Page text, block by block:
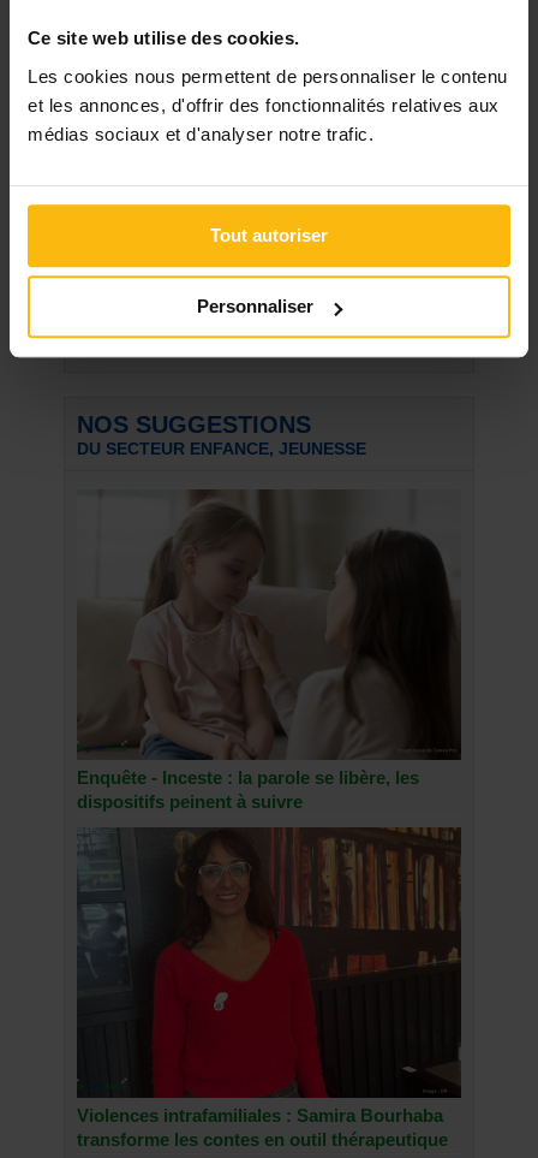
Ce site web utilise des cookies.
Les cookies nous permettent de personnaliser le contenu
et les annonces, d'offrir des fonctionnalités relatives aux
médias sociaux et d'analyser notre trafic.
Tout autoriser
Personnaliser
Creche à remettre à Woluwe Saint Lambert.
Concevoir et animer une formation en milieu
scolaire
Vous intervenez en milieu scolaire et souhaitez
Formation gestion de projets/ gestion
d'opérateurs de terrain
BRUXELLES !!! L' Observatoire du ...
NOS SUGGESTIONS
DU SECTEUR ENFANCE, JEUNESSE
Enquête - Inceste : la parole se libère, les
dispositifs peinent à suivre
Violences intrafamiliales : Samira Bourhaba
transforme les contes en outil thérapeutique